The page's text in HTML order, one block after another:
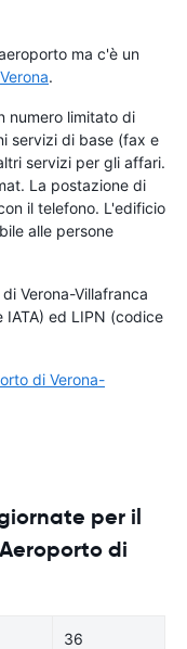
ma c'è un
Verona.
numero limitato di
servizi di base (fax e
servizi per gli affari.
La postazione di
il telefono. L'edificio
alle persone
Verona-Villafranca
ed LIPN (codice
di Verona-
per il
di
36